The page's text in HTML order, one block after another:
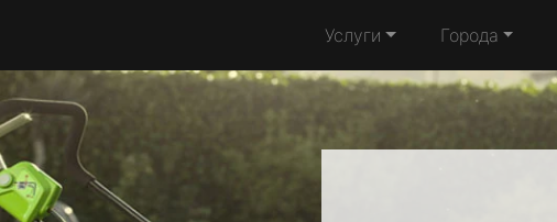
Услуги Города